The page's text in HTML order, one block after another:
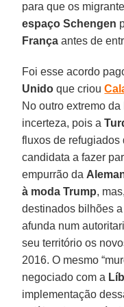
para que os
espaço Schengen
França antes de
Foi esse acordo
Unido que criou
No outro extremo da
incerteza, pois a
fluxos de refugiados
candidata a fazer
empurrão da
à moda Trump,
destinados bilhões
afunda num
seu território os
2016. O mesmo
negociado com a
implementação